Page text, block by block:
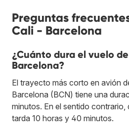
Preguntas
Cali - Barcelona
¿Cuánto dura el vuelo
Barcelona?
El trayecto más corto en avión
Barcelona (BCN) tiene una
minutos. En el sentido contrario,
tarda 10 horas y 40 minutos.